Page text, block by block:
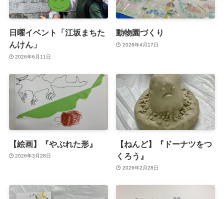
日曜イベント「江坂まちた
んけん」
2026年6月11日
動物園づくり
2026年4月17日
【絵画】『やぶれた形』
2026年3月28日
【ねんど】『ドーナツをつ
くろう』
2026年2月28日